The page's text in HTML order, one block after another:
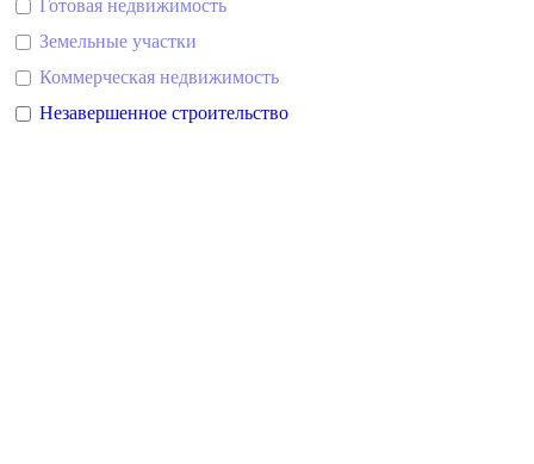
Готовая недвижимость
Земельные участки
Коммерческая недвижимость
Незавершенное строительство